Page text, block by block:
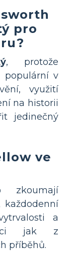
pro
, protože
populární v
využití
na historii
jedinečný
ve
zkoumají
každodenní
a
jak z
příběhů.